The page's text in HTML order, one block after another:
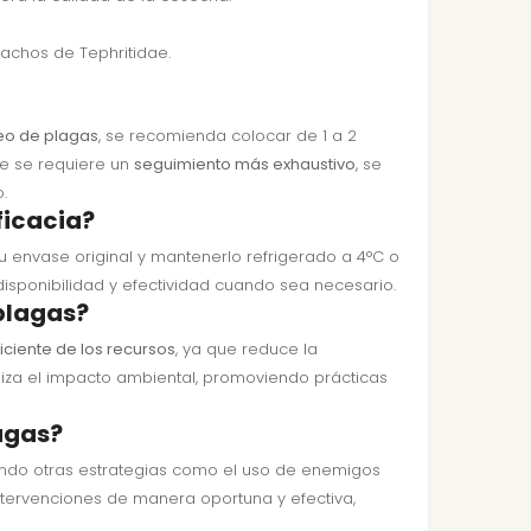
de Tephritidae.
de plagas, se recomienda colocar de 1 a 2
se requiere un seguimiento más exhaustivo, se
original y mantenerlo refrigerado a 4°C o
y efectividad cuando sea necesario.
de los recursos, ya que reduce la
el impacto ambiental, promoviendo prácticas
otras estrategias como el uso de enemigos
de manera oportuna y efectiva,